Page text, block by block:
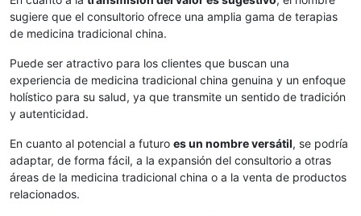
sugiere que el consultorio ofrece una amplia gama de terapias
de medicina tradicional china.
Puede ser atractivo para los clientes que buscan una
experiencia de medicina tradicional china genuina y un enfoque
holístico para su salud, ya que transmite un sentido de tradición
y autenticidad.
En cuanto al potencial a futuro es un nombre versátil, se podría
adaptar, de forma fácil, a la expansión del consultorio a otras
áreas de la medicina tradicional china o a la venta de productos
relacionados.